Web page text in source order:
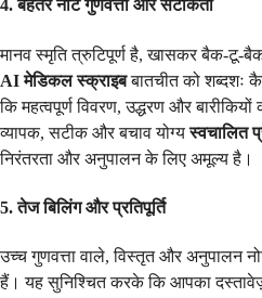
4. बेहतर नोट गुणवत्ता और सटीकता
मानव स्मृति त्रुटिपूर्ण है, खासकर बैक-टू-
AI मेडिकल स्क्राइबबातचीत को शब्दशः
कि महत्वपूर्ण विवरण, उद्धरण और
व्यापक, सटीक और बचाव योग्यस्वचालित
निरंतरता और अनुपालन के लिए अमूल्य है।
5. तेज बिलिंग और प्रतिपूर्ति
उच्च गुणवत्ता वाले, विस्तृत और अनुपालन
हैं। यह सुनिश्चित करके कि आपका